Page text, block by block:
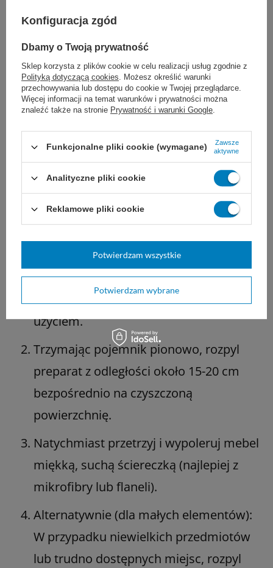
łóżek.
Biura, gabinety i sale konferencyjne: do
pielęgnacji reprezentacyjnych stołów,
witryn oraz drewnianych elementów
Domowe salony i sypialnie: do
bezpiecznego czyszczenia codziennego
mebli z litego drewna, forniru i
laminatów drewnopodobnych.
Sposób użycia
Energicznie wstrząśnij puszką przed
użyciem.
Trzymając pojemnik pionowo, rozpyl
preparat z odległości około 15-20 cm
bezpośrednio na czyszczoną
powierzchnię.
Natychmiast przetrzyj i wypoleruj mebel
miękką, suchą ściereczką (najlepiej z
mikrofibry lub flaneli).
Alternatywnie (dla małych elementów):
W przypadku niewielkich przedmiotów
lub trudno dostępnych miejsc, rozpyl
Konfiguracja zgód
Dbamy o Twoją prywatność
Sklep korzysta z plików cookie w celu realizacji usług zgodnie z
Polityką dotyczącą cookies. Możesz określić warunki
przechowywania lub dostępu do cookie w Twojej przeglądarce.
Więcej informacji na temat warunków i prywatności można
znaleźć także na stronie Prywatność i warunki Google.
Funkcjonalne pliki cookie (wymagane)
Zawsze
aktywne
Analityczne pliki cookie
Reklamowe pliki cookie
Potwierdzam wybrane
Potwierdzam wszystkie